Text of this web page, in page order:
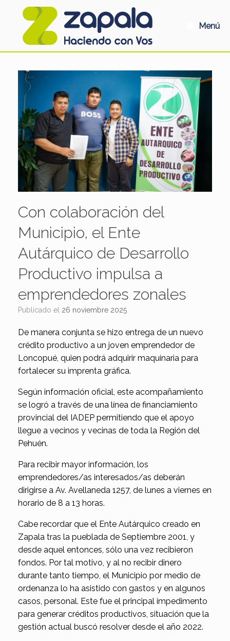
Menú
Con colaboración del
Municipio, el Ente
Autárquico de Desarrollo
Productivo impulsa a
emprendedores zonales
Publicado el 26 noviembre 2025
De manera conjunta se hizo entrega de un nuevo
crédito productivo a un joven emprendedor de
Loncopué, quien podrá adquirir maquinaria para
fortalecer su imprenta gráfica.
Según información oficial, este acompañamiento
se logró a través de una línea de financiamiento
provincial del IADEP permitiendo que el apoyo
llegue a vecinos y vecinas de toda la Región del
Pehuén.
Para recibir mayor información, los
emprendedores/as interesados/as deberán
dirigirse a Av. Avellaneda 1257, de lunes a viernes en
horario de 8 a 13 horas.
Cabe recordar que el Ente Autárquico creado en
Zapala tras la pueblada de Septiembre 2001, y
desde aquel entonces, sólo una vez recibieron
fondos. Por tal motivo, y al no recibir dinero
durante tanto tiempo, el Municipio por medio de
ordenanza lo ha asistido con gastos y en algunos
casos, personal. Este fue el principal impedimento
para generar créditos productivos, situación que la
gestión actual buscó resolver desde el año 2022.